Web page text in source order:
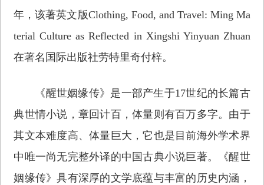
年，该著英文版Clothing, Food, and Travel: Ming Ma
terial Culture as Reflected in Xingshi Yinyuan Zhuan
在著名国际出版社劳特里奇付梓。
《醒世姻缘传》是一部产生于17世纪的长篇古
典世情小说，章回计百，体量则有百万多字。由于
其文本难度高、体量巨大，它也是目前海外学术界
中唯一尚无完整外译的中国古典小说巨著。《醒世
姻缘传》具有深厚的文学底蕴与丰富的历史内涵，